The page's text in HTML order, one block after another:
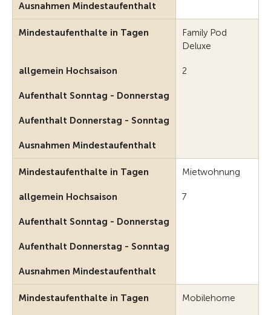
Ausnahmen Mindestaufenthalt
Mindestaufenthalte in Tagen
Family Pod
Deluxe
allgemein Hochsaison 2
Aufenthalt Sonntag - Donnerstag
Aufenthalt Donnerstag - Sonntag
Ausnahmen Mindestaufenthalt
Mindestaufenthalte in Tagen Mietwohnung
allgemein Hochsaison 7
Aufenthalt Sonntag - Donnerstag
Aufenthalt Donnerstag - Sonntag
Ausnahmen Mindestaufenthalt
Mindestaufenthalte in Tagen Mobilehome